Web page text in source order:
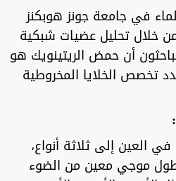
في جامعة جونز هوبكنز
خلال تحليل عضيات شبكية
أن حمض الريتينويك هو
تخصص الخلايا المخروطية
العين إلى ثلاثة أنواع،
موجي معين من الضوء